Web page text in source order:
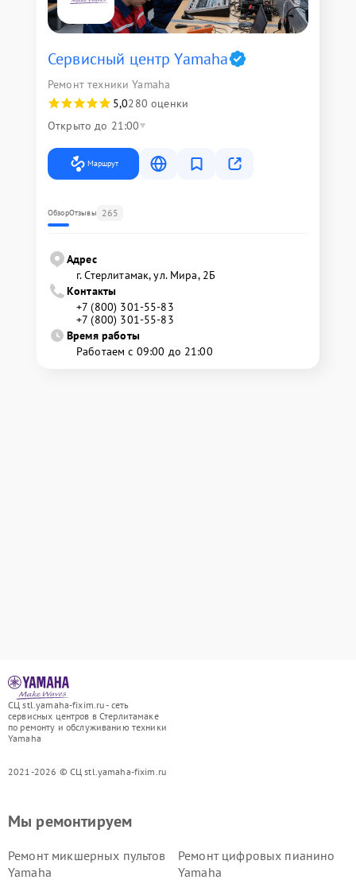
Сервисный центр Yamaha
Ремонт техники Yamaha
5,0280 оценки
Открыто до 21:00
Маршрут
ОбзорОтзывы 265
Адрес
г. Стерлитамак, ул. Мира, 2Б
Контакты
+7 (800) 301-55-83
+7 (800) 301-55-83
Время работы
Работаем с 09:00 до 21:00
СЦ stl.yamaha-fixim.ru - сеть
сервисных центров в Стерлитамаке
по ремонту и обслуживанию техники
Yamaha
2021-2026 © СЦ stl.yamaha-fixim.ru
Мы ремонтируем
Ремонт микшерных пультов
Yamaha
Ремонт цифровых пианино
Yamaha